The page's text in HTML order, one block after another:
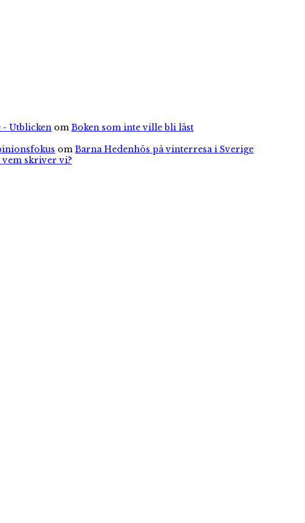
- Utblicken om Boken som inte ville bli läst
om Barna Hedenhös på vinterresa i Sverige
vem skriver vi?